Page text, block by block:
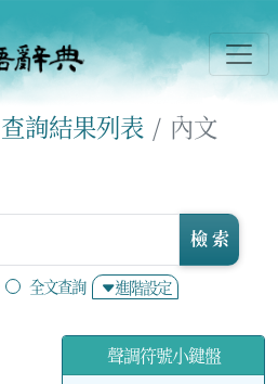
查詢結果列表 內文
全文查詢 進階設定
檢 索
聲調符號小鍵盤